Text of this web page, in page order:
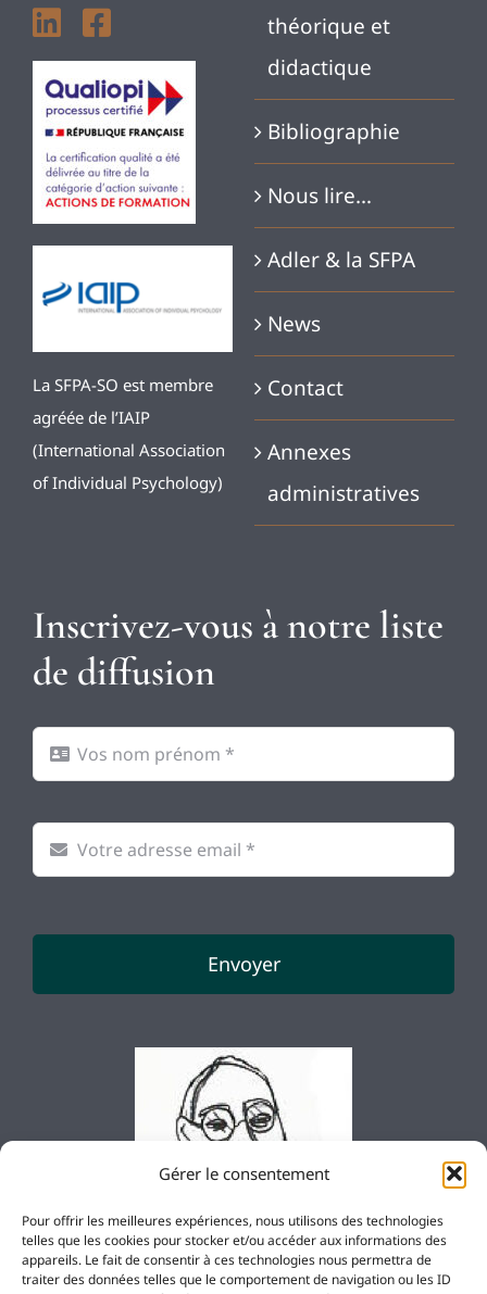
Gérer le consentement
Pour offrir les meilleures expériences, nous utilisons des technologies
telles que les cookies pour stocker et/ou accéder aux informations des
appareils. Le fait de consentir à ces technologies nous permettra de
traiter des données telles que le comportement de navigation ou les ID
La SFPA-SO est membre
agréée de l’IAIP
(International Association
of Individual Psychology)
théorique et
didactique
Bibliographie
Nous lire…
Adler & la SFPA
News
Contact
Annexes
administratives
Inscrivez-vous à notre liste
de diffusion
Envoyer